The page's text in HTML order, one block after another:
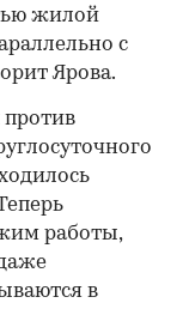
жилой
с
Ярова.
против
работы,
в